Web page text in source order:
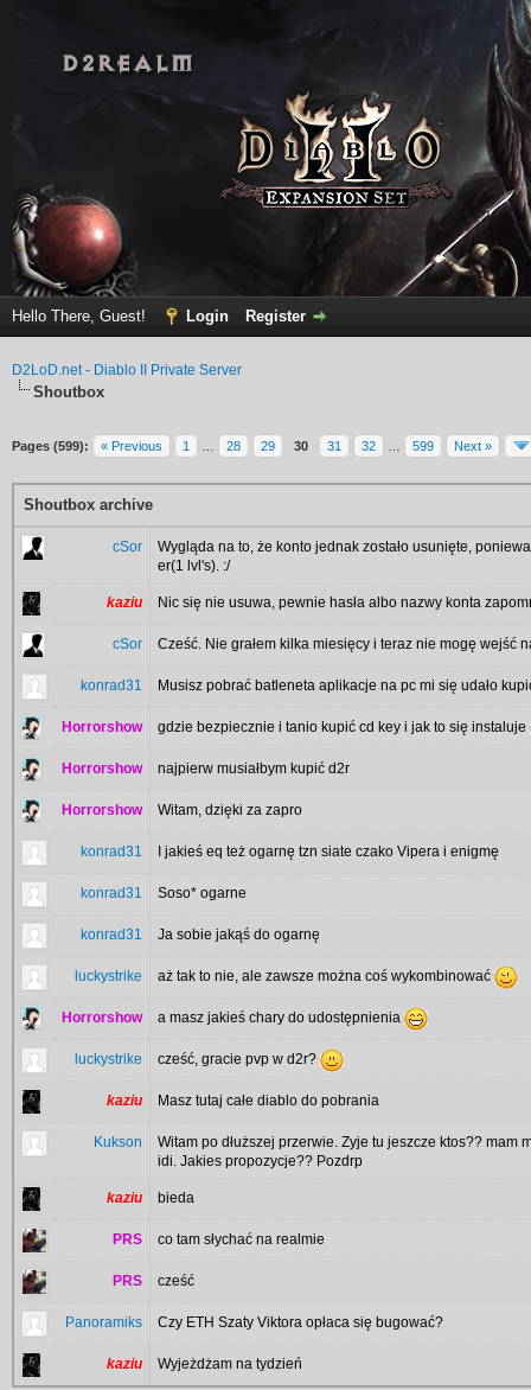
Hello There, Guest! Login Register
D2LoD.net - Diablo II Private Server
Shoutbox
Pages (599): « Previous 1 28 29 30 31 32 599 Next »
Shoutbox archive
cSor
Wygląda na to, że konto jednak zostało usunięte,
er(1 lvl's). :/
kaziu Nic się nie usuwa, pewnie hasła albo nazwy konta
cSor Cześć. Nie grałem kilka miesięcy i teraz nie mogę wejść
konrad31 Musisz pobrać batleneta aplikacje na pc mi się udało
Horrorshow gdzie bezpiecznie i tanio kupić cd key i jak to się instaluje
Horrorshow najpierw musiałbym kupić d2r
Horrorshow Witam, dzięki za zapro
konrad31 I jakieś eq też ogarnę tzn siate czako Vipera i enigmę
konrad31 Soso* ogarne
konrad31 Ja sobie jakąś do ogarnę
luckystrike aż tak to nie, ale zawsze można coś wykombinować
Horrorshow a masz jakieś chary do udostępnienia
luckystrike cześć, gracie pvp w d2r?
kaziu Masz tutaj całe diablo do pobrania
Kukson
Witam po dłuższej przerwie. Zyje tu jeszcze ktos??
idi. Jakies propozycje?? Pozdrp
kaziu bieda
PRS co tam słychać na realmie
PRS cześć
Panoramiks Czy ETH Szaty Viktora opłaca się bugować?
kaziu Wyjeżdżam na tydzień